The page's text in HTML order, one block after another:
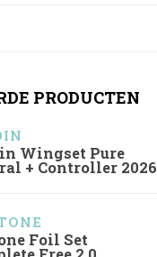
PRODUCTEN
Wingset Pure
+ Controller 2026
Foil Set